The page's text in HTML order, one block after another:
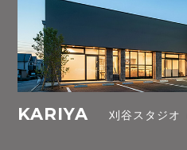
KARIYA 刈谷スタジオ